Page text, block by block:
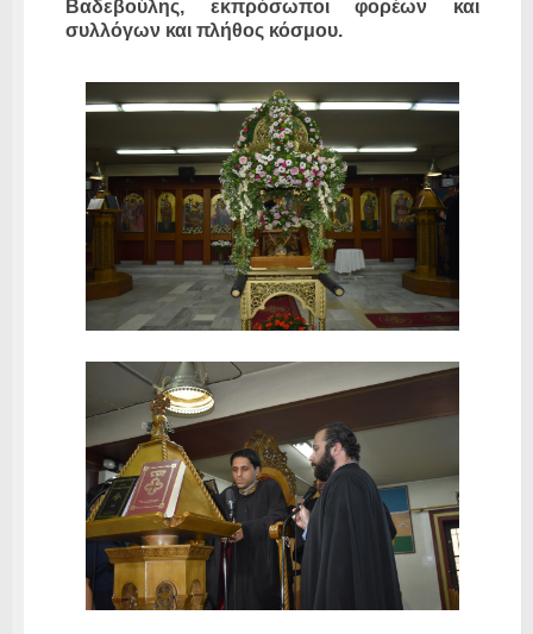
Βαδεβούλης, εκπρόσωποι φορέων και
συλλόγων και πλήθος κόσμου.